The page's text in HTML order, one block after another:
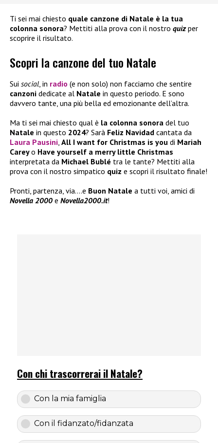
Ti sei mai chiesto quale canzone di Natale è la tua
colonna sonora? Mettiti alla prova con il nostro quizper
scoprire il risultato.
Scopri la canzone del tuo Natale
Sui social, in radio (e non solo) non facciamo che sentire
canzoni dedicate al Natale in questo periodo. E sono
davvero tante, una più bella ed emozionante dell’altra.
Ma ti sei mai chiesto qual è la colonna sonora del tuo
Natale in questo 2024? Sarà Feliz Navidad cantata da
Laura Pausini, All I want for Christmas is you di Mariah
Careyo Have yourself a merry little Christmas
interpretata da Michael Bublé tra le tante? Mettiti alla
prova con il nostro simpatico quiz e scopri il risultato finale!
Pronti, partenza, via….e Buon Natale a tutti voi, amici di
Novella 2000 e Novella2000.it!
Con chi trascorrerai il Natale?
Con la mia famiglia
Con il fidanzato/fidanzata